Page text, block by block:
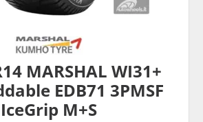
MARSHAL WI31+
EDB71 3PMSF
IceGrip M+S